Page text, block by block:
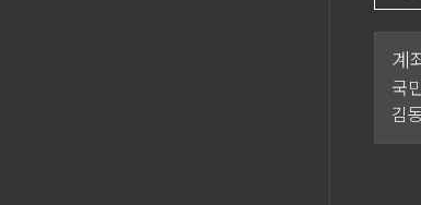
계
국
김